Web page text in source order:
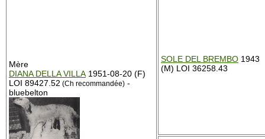
Mère
DIANA DELLA VILLA 1951-08-20 (F)
LOI 89427.52 (Ch recommandée) -
bluebelton
SOLE DEL BREMBO 1943
(M) LOI 36258.43